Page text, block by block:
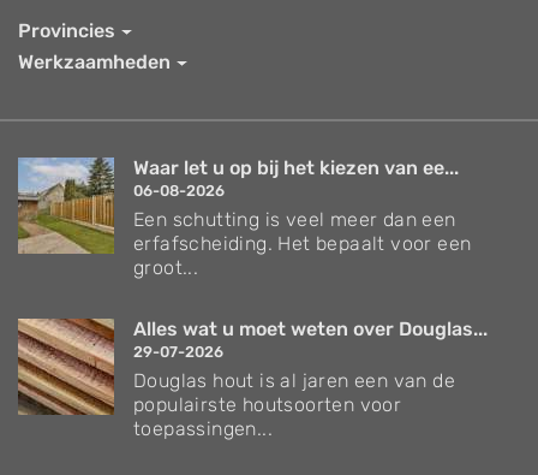
Provincies
Werkzaamheden
Waar let u op bij het kiezen van ee...
06-08-2026
Een schutting is veel meer dan een
erfafscheiding. Het bepaalt voor een
groot...
Alles wat u moet weten over Douglas...
29-07-2026
Douglas hout is al jaren een van de
populairste houtsoorten voor
toepassingen...